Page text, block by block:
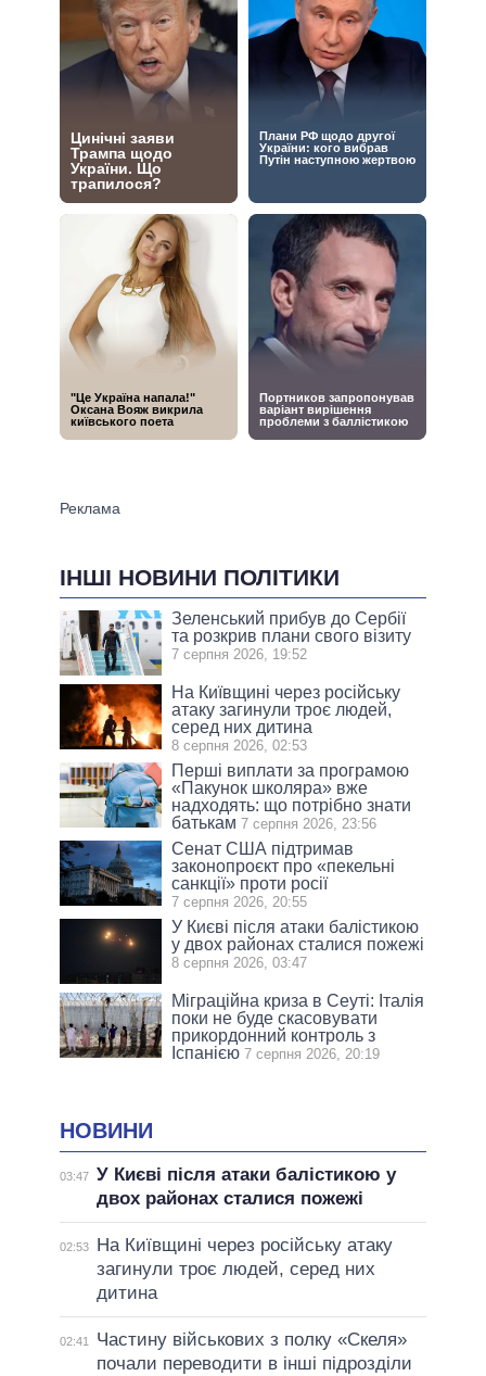
ІНШІ НОВИНИ ПОЛІТИКИ
Зеленський прибув до Сербії
та розкрив плани свого візиту
7 серпня 2026, 19:52
На Київщині через російську
атаку загинули троє людей,
серед них дитина
8 серпня 2026, 02:53
Перші виплати за програмою
«Пакунок школяра» вже
надходять: що потрібно знати
батькам 7 серпня 2026, 23:56
Сенат США підтримав
законопроєкт про «пекельні
санкції» проти росії
7 серпня 2026, 20:55
У Києві після атаки балістикою
у двох районах сталися пожежі
8 серпня 2026, 03:47
Міграційна криза в Сеуті: Італія
поки не буде скасовувати
прикордонний контроль з
Іспанією 7 серпня 2026, 20:19
НОВИНИ
03:47 У Києві після атаки балістикою у
двох районах сталися пожежі
02:53
На Київщині через російську атаку
загинули троє людей, серед них
дитина
02:41
Частину військових з полку «Скеля»
почали переводити в інші підрозділи